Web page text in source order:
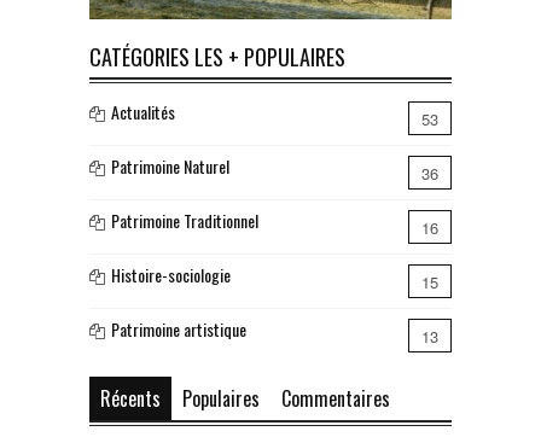
CATÉGORIES LES + POPULAIRES
Actualités 53
Patrimoine Naturel 36
Patrimoine Traditionnel 16
Histoire-sociologie 15
Patrimoine artistique 13
Récents Populaires
Commentaires